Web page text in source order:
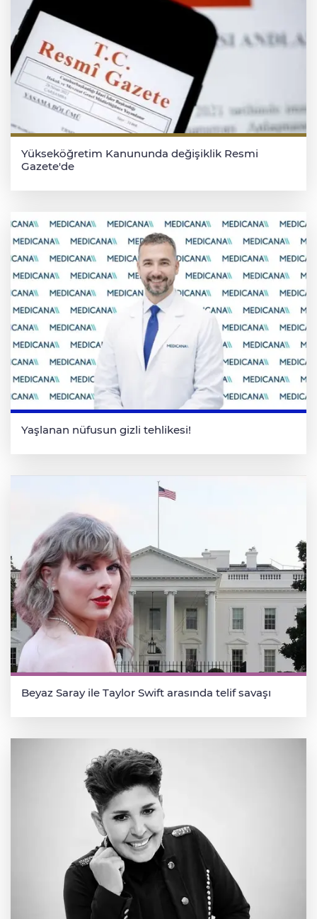
Yükseköğretim Kanununda değişiklik Resmi
Gazete'de
Yaşlanan nüfusun gizli tehlikesi!
Beyaz Saray ile Taylor Swift arasında telif savaşı